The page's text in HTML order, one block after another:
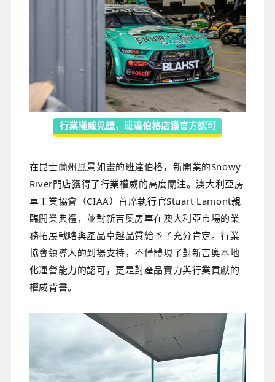
行業權威見證，班達伯格店獲官方認可
在昆士蘭州風景如畫的班達伯格，新開業的Snowy
River門店獲得了行業權威的高度關注。澳大利亞房
車工業協會（CIAA）首席執行官Stuart Lamont親
臨開業典禮，並對新吉奧房車在澳大利亞市場的業
務拓展戰略與產品卓越品質給予了充分肯定。行業
協會領導人的到場支持，不僅體現了對新吉奧本地
化運營能力的認可，更是對產品實力與行業貢獻的
權威背書。